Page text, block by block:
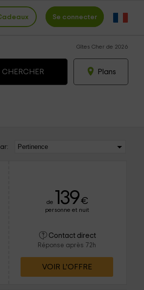
Se connecter
Gîtes Cher de 2026
Plans
de 139€
personne et nuit
Contact direct
Réponse après 72h
VOIR L’OFFRE